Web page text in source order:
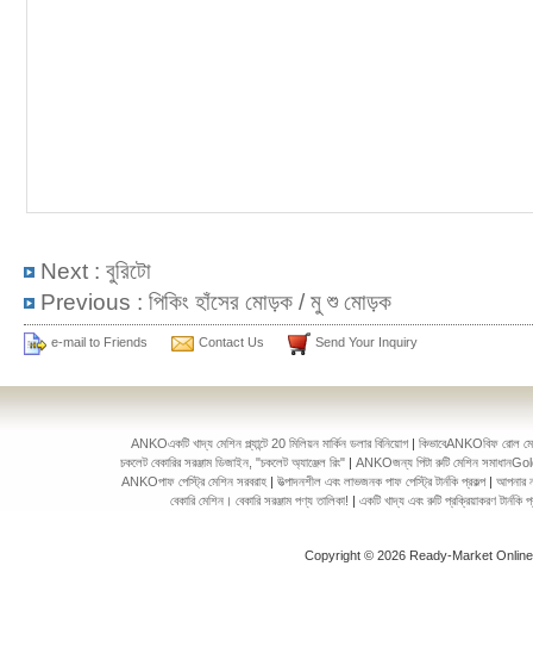
Next : বুরিটো
Previous : পিকিং হাঁসের মোড়ক / মু শু মোড়ক
e-mail to Friends Contact Us Send Your Inquiry
ANKOএকটি খাদ্য মেশিন প্ল্যান্টে 20 মিলিয়ন মার্কিন ডলার বিনিয়োগ |কিভাবেANKOবিফ রোল
চকলেট বেকারির সরঞ্জাম ডিজাইন, "চকলেট অ্যাঞ্জেল রিং" |ANKOজন্য পিটা রুটি মেশিন
ANKOপাফ পেস্ট্রি মেশিন সরবরাহ |উত্পাদনশীল এবং লাভজনক পাফ পেস্ট্রি টার্নকি প্রকল্প|আপনার
বেকারি মেশিন। বেকারি সরঞ্জাম পণ্য তালিকা! | একটি খাদ্য এবং রুটি প্রক্রিয়াকরণ
Copyright © 2026 Ready-Market